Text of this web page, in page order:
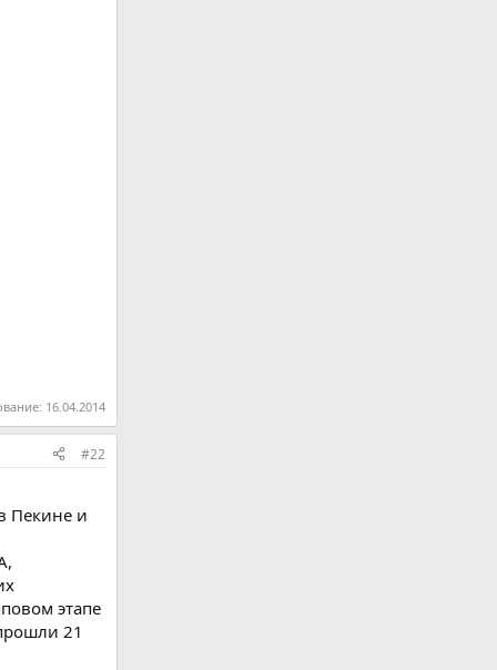
16.04.2014
#22
Пекине и
этапе
21